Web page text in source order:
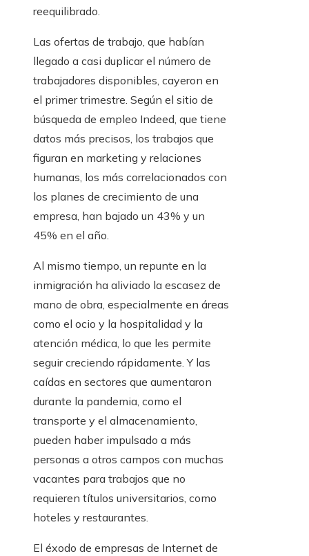
reequilibrado.
Las ofertas de trabajo, que habían
llegado a casi duplicar el número de
trabajadores disponibles, cayeron en
el primer trimestre. Según el sitio de
búsqueda de empleo Indeed, que tiene
datos más precisos, los trabajos que
figuran en marketing y relaciones
humanas, los más correlacionados con
los planes de crecimiento de una
empresa, han bajado un 43% y un
45% en el año.
Al mismo tiempo, un repunte en la
inmigración ha aliviado la escasez de
mano de obra, especialmente en áreas
como el ocio y la hospitalidad y la
atención médica, lo que les permite
seguir creciendo rápidamente. Y las
caídas en sectores que aumentaron
durante la pandemia, como el
transporte y el almacenamiento,
pueden haber impulsado a más
personas a otros campos con muchas
vacantes para trabajos que no
requieren títulos universitarios, como
hoteles y restaurantes.
El éxodo de empresas de Internet de